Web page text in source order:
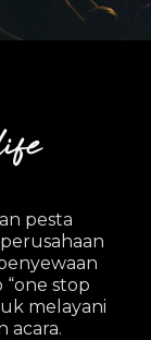
pesta
stop
melayani
acara.